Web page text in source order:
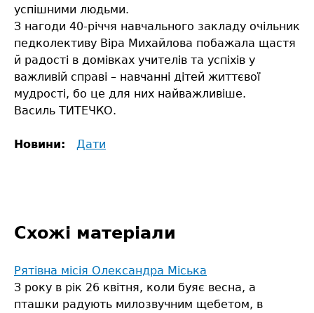
успішними людьми.
З нагоди 40-річчя навчального закладу очільник
педколективу Віра Михайлова побажала щастя
й радості в домівках учителів та успіхів у
важливій справі – навчанні дітей життєвої
мудрості, бо це для них найважливіше.
Василь ТИТЕЧКО.
Новини: Дати
Схожі матеріали
Рятівна місія Олександра Міська
З року в рік 26 квітня, коли буяє весна, а
пташки радують милозвучним щебетом, в